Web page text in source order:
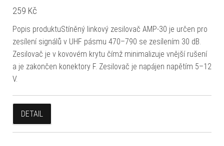
259 Kč
Popis produktuStíněný linkový zesilovač AMP-30 je určen pro
zesílení signálů v UHF pásmu 470–790 se zesílením 30 dB.
Zesilovač je v kovovém krytu čímž minimalizuje vnější rušení
a je zakončen konektory F. Zesilovač je napájen napětím 5–12
V.
DETAIL